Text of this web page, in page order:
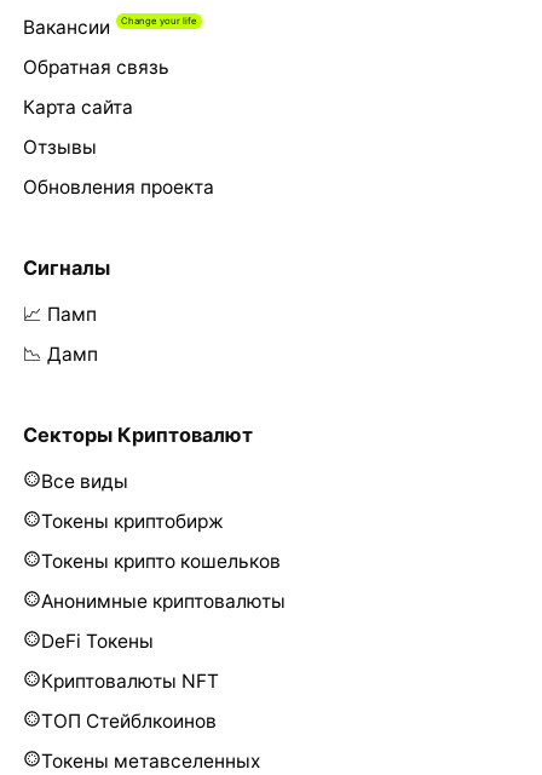
Вакансии
Обратная связь
Карта сайта
Отзывы
Обновления проекта
Сигналы
📈 Памп
📉 Дамп
Секторы Криптовалют
Все виды
Токены криптобирж
Токены крипто кошельков
Анонимные криптовалюты
DeFi Токены
Криптовалюты NFT
ТОП Стейблкоинов
Токены метавселенных